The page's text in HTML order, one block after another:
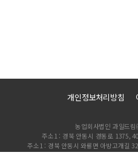
개인정보처리방침
농업회사법인 과일드림
주소1 : 경북 안동시 경동로 1375,
주소1 : 경북 안동시 와룡면 아방고개길 32